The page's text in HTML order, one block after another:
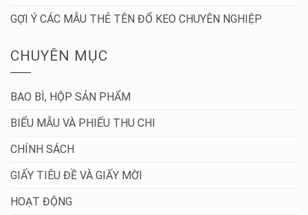
GỢI Ý CÁC MẪU THẺ TÊN ĐỔ KEO CHUYÊN NGHIỆP
CHUYÊN MỤC
BAO BÌ, HỘP SẢN PHẨM
BIỂU MẪU VÀ PHIẾU THU CHI
CHÍNH SÁCH
GIẤY TIÊU ĐỀ VÀ GIẤY MỜI
HOẠT ĐỘNG